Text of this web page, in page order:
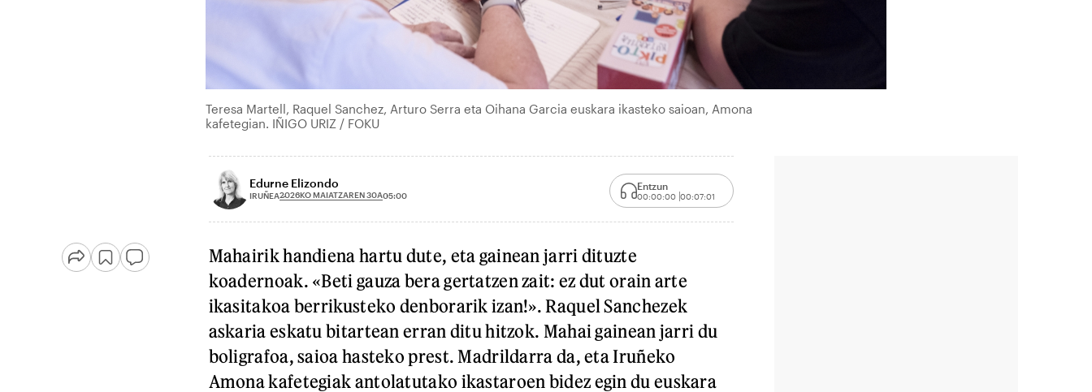
Teresa Martell, Raquel Sanchez, Arturo Serra eta Oihana Garcia euskara ikasteko saioan, Amona
kafetegian. IÑIGO URIZ / FOKU
Edurne Elizondo
IRUÑEA2026KO MAIATZAREN 30A05:00
Entzun
00:00:00 00:07:01
Mahairik handiena hartu dute, eta gainean jarri dituzte
koadernoak. «Beti gauza bera gertatzen zait: ez dut orain arte
ikasitakoa berrikusteko denborarik izan!». Raquel Sanchezek
askaria eskatu bitartean erran ditu hitzok. Mahai gainean jarri du
boligrafoa, saioa hasteko prest. Madrildarra da, eta Iruñeko
Amona kafetegiak antolatutako ikastaroen bidez egin du euskara